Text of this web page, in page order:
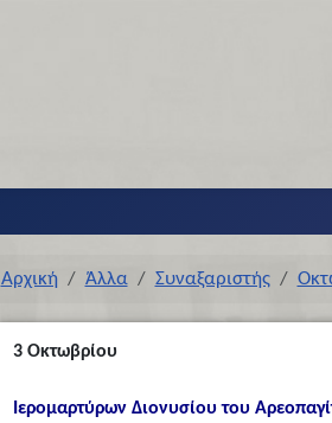
Αρχική Άλλα Συναξαριστής
3 Οκτωβρίου
Ιερομαρτύρων Διονυσίου του